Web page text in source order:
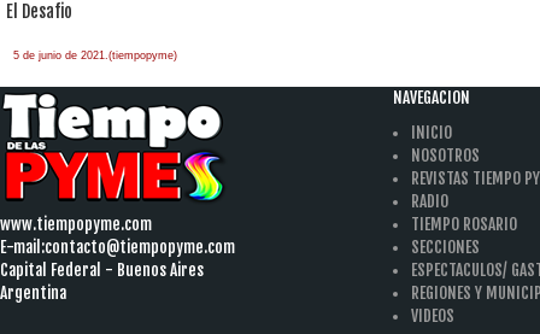
El Desafio
5 de junio de 2021.(tiempopyme)
www.tiempopyme.com
E-mail:contacto@tiempopyme.com
Capital Federal - Buenos Aires
Argentina
NAVEGACION
INICIO
NOSOTROS
REVISTAS TIEMPO
RADIO
TIEMPO ROSARIO
SECCIONES
ESPECTACULOS/
REGIONES Y
VIDEOS